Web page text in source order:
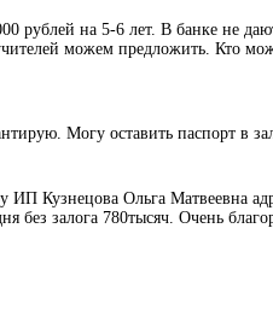
рублей на 5-6 лет. В банке не
можем предложить. Кто
Могу оставить паспорт в
ИП Кузнецова Ольга Матвеевна
без залога 780тысяч. Очень